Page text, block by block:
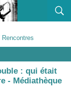
: qui était
- Médiathèque